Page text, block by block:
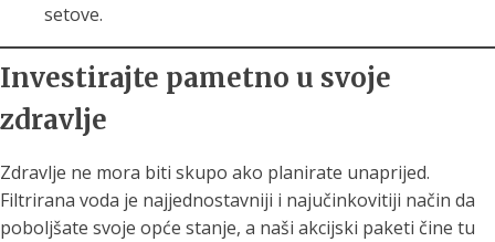
setove.
Investirajte pametno u svoje
zdravlje
Zdravlje ne mora biti skupo ako planirate unaprijed.
Filtrirana voda je najjednostavniji i najučinkovitiji način da
poboljšate svoje opće stanje, a naši akcijski paketi čine tu